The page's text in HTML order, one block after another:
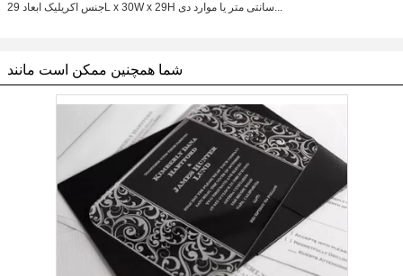
جنس اکریلیک ابعاد 29L x 30W x 29H سانتی متر یا موارد دی...
شما همچنین ممکن است مانند